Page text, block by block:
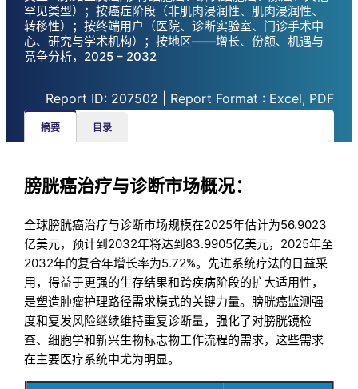
罕见类型）；按癌症阶段（非肌肉浸润性、肌肉浸润性、
转移性）；按终端用户（医院、诊断实验室、门诊手术中
心、研究与学术机构）；按地区——增长、份额、机遇与
竞争分析，2025 – 2032
Report ID: 207502 | Report Format : Excel, PDF
摘要 目录
膀胱癌治疗与诊断市场概况：
全球膀胱癌治疗与诊断市场规模在2025年估计为56.9023
亿美元，预计到2032年将达到83.9905亿美元，2025年至
2032年的复合年增长率为5.72%。先进系统疗法的日益采
用，得益于更强的生存结果和跨疾病阶段的扩大适用性，
是塑造肿瘤护理路径需求模式的关键力量。膀胱癌监测强
度和复发风险继续维持重复诊断量，强化了对膀胱镜检
查、细胞学和新兴生物标志物工作流程的需求，这些需求
在主要医疗系统中尤为明显。